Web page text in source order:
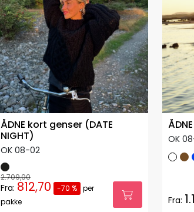
ÅDNE kort genser (DATE
NIGHT)
OK 08-02
2.709,00
Fra: 812,70 -70 % per
pakke
OK
Fra: